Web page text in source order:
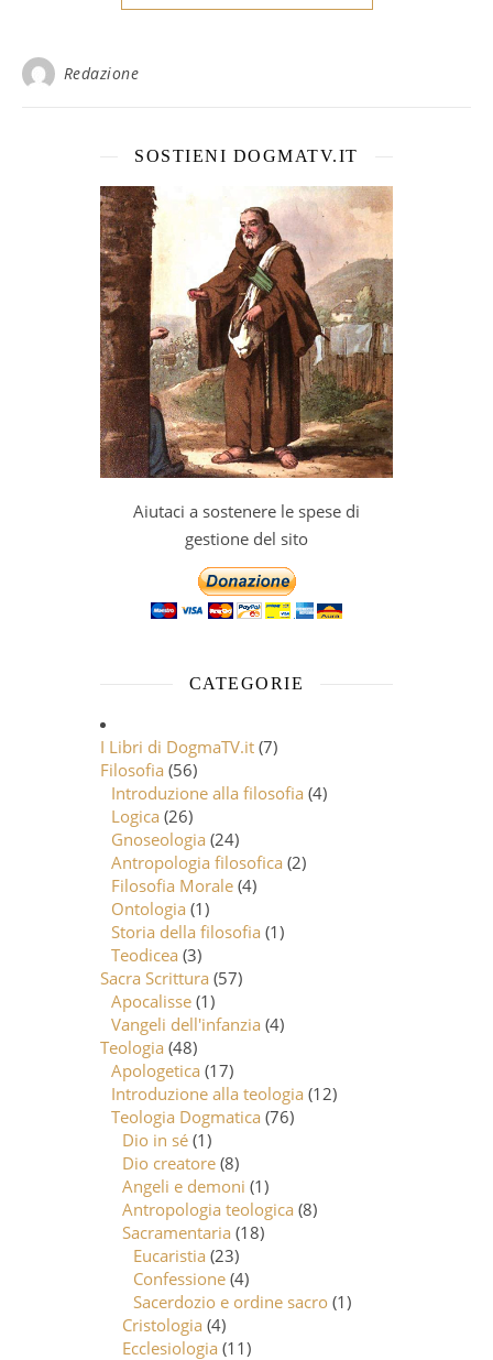
Redazione
SOSTIENI DOGMATV.IT
Aiutaci a sostenere le spese di
gestione del sito
CATEGORIE
I Libri di DogmaTV.it (7)
Filosofia (56)
Introduzione alla filosofia (4)
Logica (26)
Gnoseologia (24)
Antropologia filosofica (2)
Filosofia Morale (4)
Ontologia (1)
Storia della filosofia (1)
Teodicea (3)
Sacra Scrittura (57)
Apocalisse (1)
Vangeli dell'infanzia (4)
Teologia (48)
Apologetica (17)
Introduzione alla teologia (12)
Teologia Dogmatica (76)
Dio in sé (1)
Dio creatore (8)
Angeli e demoni (1)
Antropologia teologica (8)
Sacramentaria (18)
Eucaristia (23)
Confessione (4)
Sacerdozio e ordine sacro (1)
Cristologia (4)
Ecclesiologia (11)